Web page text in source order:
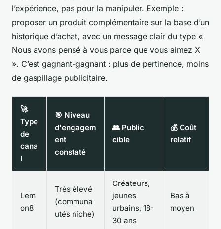
l’expérience, pas pour la manipuler. Exemple :
proposer un produit complémentaire sur la base d’un
historique d’achat, avec un message clair du type «
Nous avons pensé à vous parce que vous aimez X
». C’est gagnant-gagnant : plus de pertinence, moins
de gaspillage publicitaire.
🚀
Type
de
cana
l
🎯 Niveau
d'engagem
ent
constaté
👥 Public
cible
💰 Coût
relatif
Lem
on8
Très élevé
(communa
utés niche)
Créateurs,
jeunes
urbains, 18-
30 ans
Bas à
moyen